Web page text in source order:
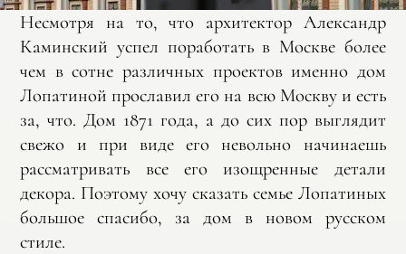
Несмотря на то, что архитектор Александр
Каминский успел поработать в Москве более
чем в сотне различных проектов именно дом
Лопатиной прославил его на всю Москву и есть
за, что. Дом 1871 года, а до сих пор выглядит
свежо и при виде его невольно начинаешь
рассматривать все его изощренные детали
декора. Поэтому хочу сказать семье Лопатиных
большое спасибо, за дом в новом русском
стиле.